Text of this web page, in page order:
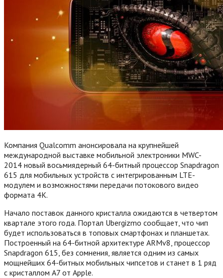
Компания Qualcomm анонсировала на крупнейшей
международной выставке мобильной электроники MWC-
2014 новый восьмиядерный 64-битный процессор Snapdragon
615 для мобильных устройств с интегрированным LTE-
модулем и возможностями передачи потокового видео
формата 4K.
Начало поставок данного кристалла ожидаются в четвертом
квартале этого года. Портал Ubergizmo сообщает, что чип
будет использоваться в топовых смартфонах и планшетах.
Построенный на 64-битной архитектуре ARMv8, процессор
Snapdragon 615, без сомнения, является одним из самых
мощнейших 64-битных мобильных чипсетов и станет в 1 ряд
с кристаллом A7 от Apple.